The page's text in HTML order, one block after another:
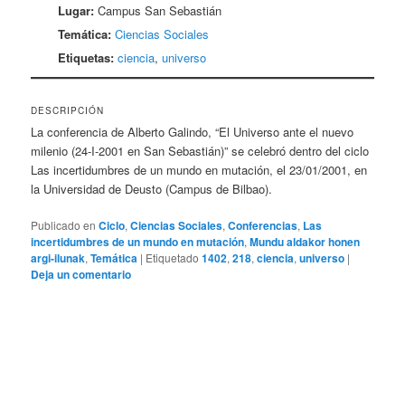
Lugar: Campus San Sebastián
Temática: Ciencias Sociales
Etiquetas: ciencia,universo
DESCRIPCIÓN
La conferencia de Alberto Galindo, “El Universo ante el nuevo
milenio (24-I-2001 en San Sebastián)” se celebró dentro del ciclo
Las incertidumbres de un mundo en mutación, el 23/01/2001, en
la Universidad de Deusto (Campus de Bilbao).
Publicado en Ciclo,Ciencias Sociales,Conferencias, Las
incertidumbres de un mundo en mutación,Mundu aldakor honen
argi-ilunak,Temática | Etiquetado 1402,218,ciencia,universo |
Deja un comentario